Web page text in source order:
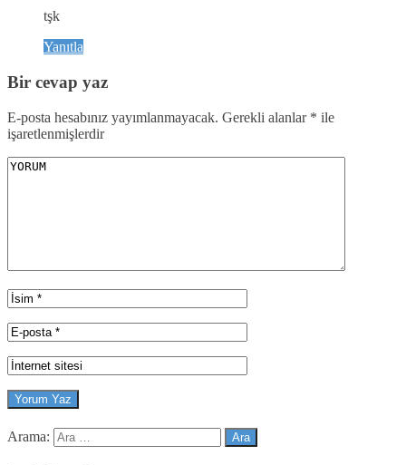
tşk
Yanıtla
Bir cevap yaz
E-posta hesabınız yayımlanmayacak. Gerekli alanlar * ile
işaretlenmişlerdir
Arama: